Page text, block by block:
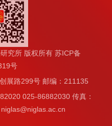
究所 版权所有 苏ICP备
号
展路299号 邮编：211135
025-86882030 传真：